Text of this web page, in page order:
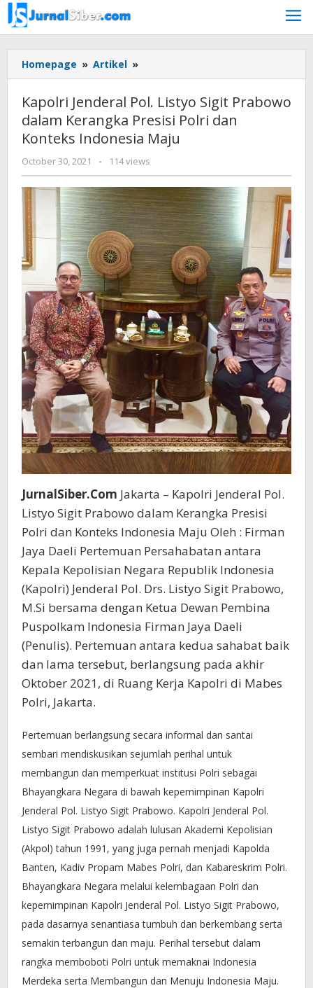
Skip
to
content
Homepage » Artikel »
Jenderal
Listyo
Sigit
Prabowo
dalam
Kerangka
Presisi
Polri
dan
Konteks
Indonesia
Maju
Kapolri Jenderal Pol. Listyo Sigit Prabowo
dalam Kerangka Presisi Polri dan
Konteks Indonesia Maju
October 30, 2021
by
Jurnalsiber
- 114 views
JurnalSiber.Com Jakarta – Kapolri Jenderal Pol.
Listyo Sigit Prabowo dalam Kerangka Presisi
Polri dan Konteks Indonesia Maju Oleh : Firman
Jaya Daeli Pertemuan Persahabatan antara
Kepala Kepolisian Negara Republik Indonesia
(Kapolri) Jenderal Pol. Drs. Listyo Sigit Prabowo,
M.Si bersama dengan Ketua Dewan Pembina
Puspolkam Indonesia Firman Jaya Daeli
(Penulis). Pertemuan antara kedua sahabat baik
dan lama tersebut, berlangsung pada akhir
Oktober 2021, di Ruang Kerja Kapolri di Mabes
Polri, Jakarta.
Pertemuan berlangsung secara informal dan santai
sembari mendiskusikan sejumlah perihal untuk
membangun dan memperkuat institusi Polri sebagai
Bhayangkara Negara di bawah kepemimpinan Kapolri
Jenderal Pol. Listyo Sigit Prabowo. Kapolri Jenderal Pol.
Listyo Sigit Prabowo adalah lulusan Akademi Kepolisian
(Akpol) tahun 1991, yang juga pernah menjadi Kapolda
Banten, Kadiv Propam Mabes Polri, dan Kabareskrim Polri.
Bhayangkara Negara melalui kelembagaan Polri dan
kepemimpinan Kapolri Jenderal Pol. Listyo Sigit Prabowo,
pada dasarnya senantiasa tumbuh dan berkembang serta
semakin terbangun dan maju. Perihal tersebut dalam
rangka memboboti Polri untuk memaknai Indonesia
Merdeka serta Membangun dan Menuju Indonesia Maju.